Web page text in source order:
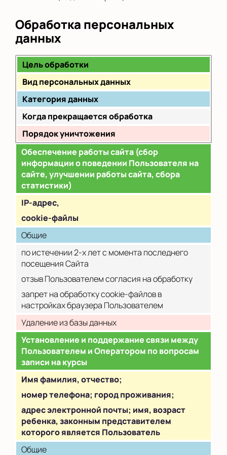
Обработка персональных
данных
Цель обработки
Вид персональных данных
Категория данных
Когда прекращается обработка
Порядок уничтожения
Обеспечение работы сайта (сбор
информации о поведении Пользователя на
сайте, улучшении работы сайта, сбора
статистики)
IP-адрес,
cookie-файлы
Общие
по истечении 2-х лет с момента последнего
посещения Сайта
отзыв Пользователем согласия на обработку
запрет на обработку cookie-файлов в
настройках браузера Пользователем
Удаление из базы данных
Установление и поддержание связи между
Пользователем и Оператором по вопросам
записи на курсы
Имя фамилия, отчество;
номер телефона; город проживания;
адрес электронной почты; имя, возраст
ребенка, законным представителем
которого является Пользователь
Общие